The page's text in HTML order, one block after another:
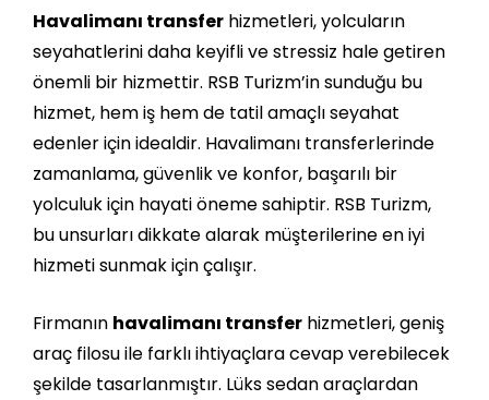
Havalimanı transfer hizmetleri, yolcuların
seyahatlerini daha keyifli ve stressiz hale getiren
önemli bir hizmettir. RSB Turizm’in sunduğu bu
hizmet, hem iş hem de tatil amaçlı seyahat
edenler için idealdir. Havalimanı transferlerinde
zamanlama, güvenlik ve konfor, başarılı bir
yolculuk için hayati öneme sahiptir. RSB Turizm,
bu unsurları dikkate alarak müşterilerine en iyi
hizmeti sunmak için çalışır.
Firmanın havalimanı transfer hizmetleri, geniş
araç filosu ile farklı ihtiyaçlara cevap verebilecek
şekilde tasarlanmıştır. Lüks sedan araçlardan